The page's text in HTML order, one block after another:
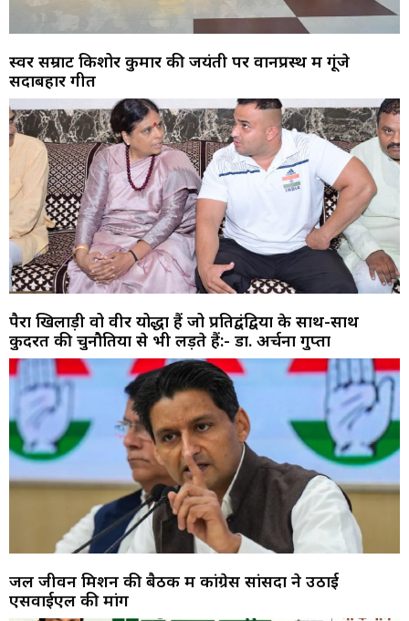
स्वर सम्राट किशोर कुमार की जयंती पर वानप्रस्थ में गूंजे
सदाबहार गीत
पैरा खिलाड़ी वो वीर योद्धा हैं जो प्रतिद्वंद्वियों के साथ-साथ
कुदरत की चुनौतियों से भी लड़ते हैं:- डा. अर्चना गुप्ता
जल जीवन मिशन की बैठक में कांग्रेस सांसदों ने उठाई
एसवाईएल की मांग